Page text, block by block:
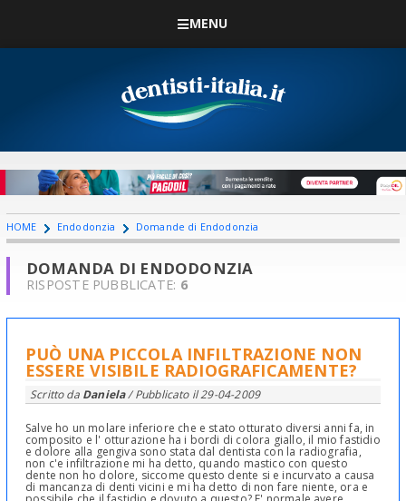
MENU
HOME Endodonzia Domande di Endodonzia
DOMANDA DI ENDODONZIA
RISPOSTE PUBBLICATE: 6
PUÒ UNA PICCOLA INFILTRAZIONE NON
ESSERE VISIBILE RADIOGRAFICAMENTE?
Scritto da Daniela/ Pubblicato il29-04-2009
Salve ho un molare inferiore che e stato otturato diversi anni fa, in
composito e l' otturazione ha i bordi di colora giallo, il mio fastidio
e dolore alla gengiva sono stata dal dentista con la radiografia,
non c'e infiltrazione mi ha detto, quando mastico con questo
dente non ho dolore, siccome questo dente si e incurvato a causa
di mancanza di denti vicini e mi ha detto di non fare niente, ora e